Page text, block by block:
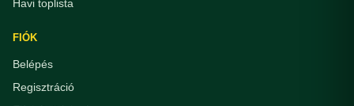
Havi toplista
FIÓK
Belépés
Regisztráció